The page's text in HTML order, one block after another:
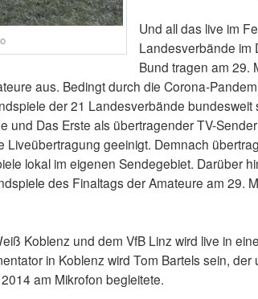
Und all das live im
Landesverbände im
Bund tragen am 29.
aus. Bedingt durch die Corona-
der 21 Landesverbände bundesweit
und Das Erste als übertragender TV-
Liveübertragung geeinigt. Demnach
lokal im eigenen Sendegebiet. Darüber
des Finaltags der Amateure am 29.
Koblenz und dem VfB Linz wird live in
in Koblenz wird Tom Bartels sein, der
am Mikrofon begleitete.